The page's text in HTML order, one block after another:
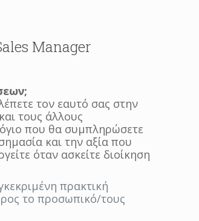
Manager
τον εαυτό σας στην
τους άλλους
που θα συμπληρώσετε
και την αξία που
όταν ασκείτε διοίκηση
πρακτική
το προσωπικό/τους